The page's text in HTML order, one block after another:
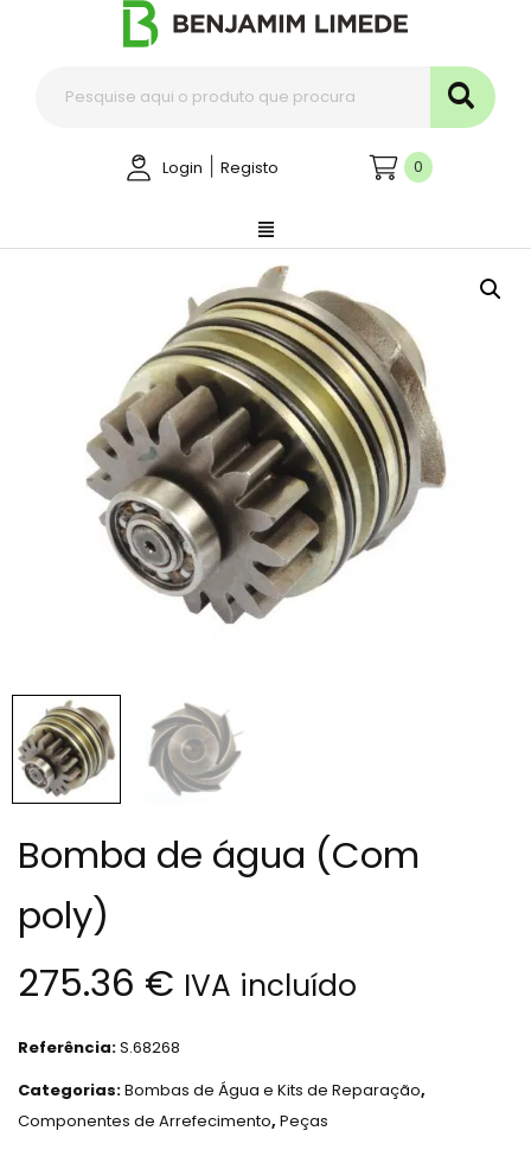
Login Registo 0
Bomba de água (Com
poly)
275.36 € IVA incluído
Referência:S.68268
Categorias:Bombas de Água e Kits de Reparação,
Componentes de Arrefecimento, Peças